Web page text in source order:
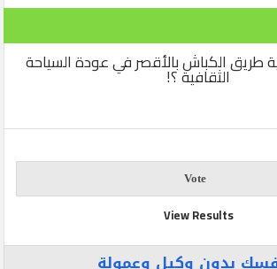
طريق الكباش بالأقصر في عودة السياحة
الثقافية ؟!
View Results
بدون وكيل وعمولة